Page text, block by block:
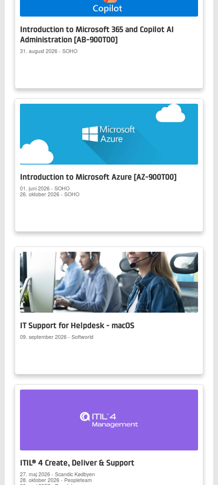
Introduction to Microsoft 365 and Copilot AI
Administration [AB-900T00]
31. august 2026 - SOHO
Introduction to Microsoft Azure [AZ-900T00]
01. juni 2026 - SOHO
26. oktober 2026 - SOHO
IT Support for Helpdesk - macOS
09. september 2026 - Softworld
ITIL® 4 Create, Deliver & Support
27. maj 2026 - Scandic Kødbyen
28. oktober 2026 - Peopleteam